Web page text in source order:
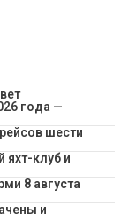
года —
шести
яхт-клуб и
8 августа
и